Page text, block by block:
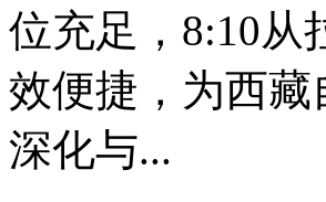
位充足，8:10从
效便捷，为西
深化与...